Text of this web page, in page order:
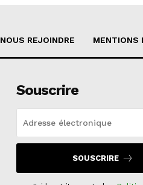
NOUS REJOINDRE MENTIONS
Souscrire
SOUSCRIRE